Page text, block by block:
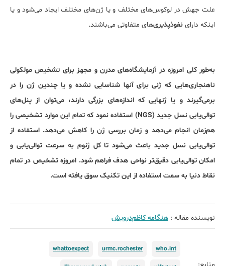
علت جهش در لوکوس‌های مختلف و یا ژ‌ن‌های مختلف ایجاد می‌شود و یا
اینکه دارای نفوذپذیری‌های متفاوتی می‌باشند.
به‌طور کلی امروزه در آزمایشگاه‌های مدرن و مجهز برای تشخیص مولکولی
ناهنجاری‌هایی که ژنی برای آن­ها شناسایی نشده و یا چندین ژن را در
برمی‌گیرند و یا ژن­هایی که اندازه‌های بزرگی دارند، می‌توان از پنل‌های
توالی‌یابی نسل جدید (NGS) استفاده نمود که تمام این موارد تشخیصی را
هم‌زمان انجام می‌دهد و زمان بررسی ژن را کاهش می‌دهد. استفاده از
توالی‌یابی نسل جدید باعث می‌شود تا کل ژنوم به سرعت توالی‌یابی و
امکان توالی‌یابی دقیق‌تر نواحی هدف فراهم شود. امروزه تشخیص در تمام
نقاط دنیا به سمت استفاده از این تکنیک سوق یافته است.
نویسنده مقاله : هنگامه کاظم‌درویش
who.int
urmc.rochester
whattoexpect